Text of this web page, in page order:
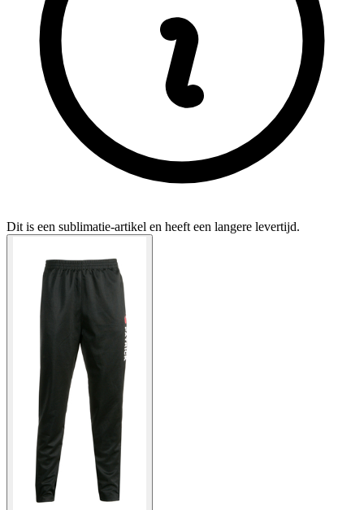
Dit is een sublimatie-artikel en heeft een langere levertijd.